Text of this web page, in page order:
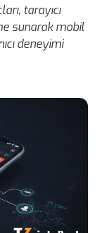
tarayıcı
sunarak mobil
deneyimi